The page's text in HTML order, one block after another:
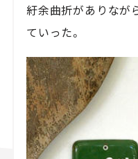
紆余曲折がありなが
ていった。